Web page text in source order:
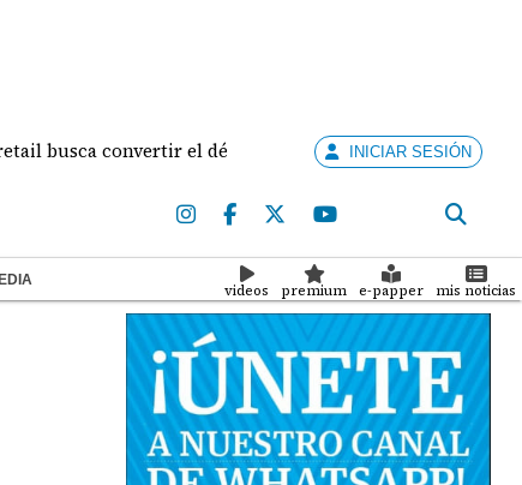
convertir el décimo tercer mes en una temporada
INICIAR SESIÓN
videos premium e-papper mis noticias